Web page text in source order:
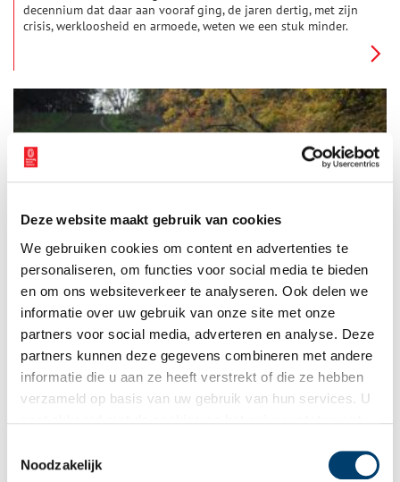
Deze website maakt gebruik van cookies
We gebruiken cookies om content en advertenties te
personaliseren, om functies voor social media te bieden
en om ons websiteverkeer te analyseren. Ook delen we
informatie over uw gebruik van onze site met onze
partners voor social media, adverteren en analyse. Deze
partners kunnen deze gegevens combineren met andere
informatie die u aan ze heeft verstrekt of die ze hebben
verzameld op basis van uw gebruik van hun services. U
Noodzakelijk
decennium dat daar aan vooraf ging, de jaren dertig, met zijn
crisis, werkloosheid en armoede, weten we een stuk minder.
Twee heuvels in het groen. Hemelsbreed enkele honderden
meters van elkaar gelegen. De hoge ligt in het Amsterdamse
Bos, de kleine heeft zich verscholen in een park. Beide hebben
te maken met Jac. P. Thijsse. Hoe dat zo?